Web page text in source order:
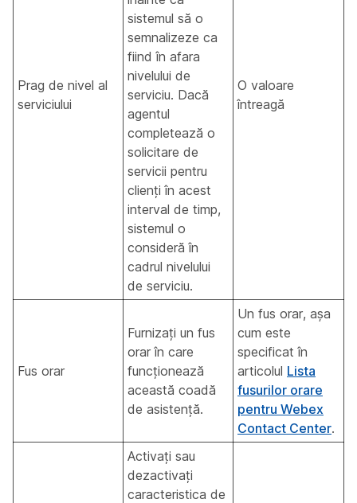
Prag de nivel al
serviciului
sistemul să o
semnalizeze ca
fiind în afara
nivelului de
serviciu. Dacă
agentul
completează o
solicitare de
servicii pentru
clienți în acest
interval de timp,
sistemul o
consideră în
cadrul nivelului
de serviciu.
O valoare
întreagă
Fus orar
Furnizați un fus
orar în care
funcționează
această coadă
de asistență.
Un fus orar, așa
cum este
specificat în
articolul Lista
fusurilor orare
pentru Webex
Contact Center.
Activați sau
dezactivați
caracteristica de